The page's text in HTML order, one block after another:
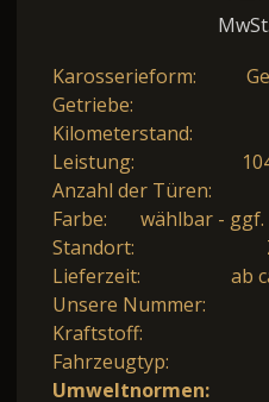
Karosserieform:
Getriebe:
Kilometerstand:
Leistung:
Anzahl der Türen:
Farbe:
wählbar -
Standort:
Lieferzeit:
ab
Unsere Nummer:
Kraftstoff:
Fahrzeugtyp:
Umweltnormen: